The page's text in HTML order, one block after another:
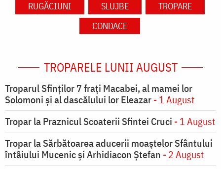
RUGĂCIUNI
SLUJBE
TROPARE
CONDACE
TROPARELE LUNII AUGUST
Troparul Sfinţilor 7 fraţi Macabei, al mamei lor
Solomoni şi al dascălului lor Eleazar- 1 August
Tropar la Praznicul Scoaterii Sfintei Cruci - 1 August
Tropar la Sărbătoarea aducerii moaştelor Sfântului
întâiului Mucenic şi Arhidiacon Ştefan - 2 August